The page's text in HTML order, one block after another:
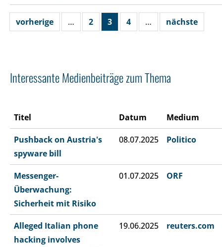
vorherige … 2 3 4 … nächste
Interessante Medienbeiträge zum Thema
Titel Datum Medium
Pushback on Austria's
spyware bill
08.07.2025 Politico
Messenger-
Überwachung:
Sicherheit mit Risiko
01.07.2025 ORF
Alleged Italian phone
hacking involves
19.06.2025 reuters.com